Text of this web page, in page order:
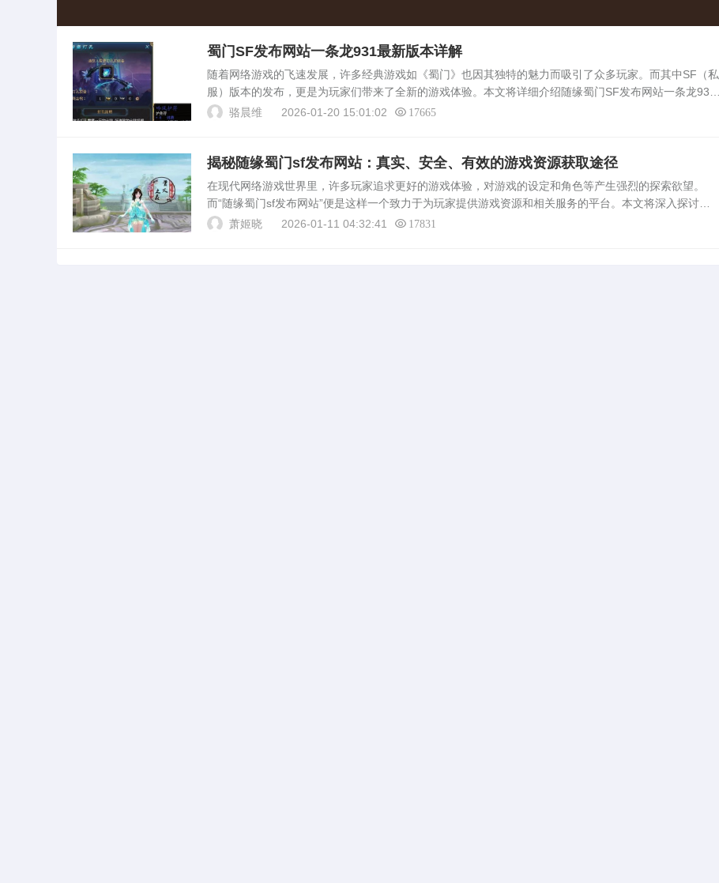
蜀门SF发布网站一条龙931最新版本详解
随着网络游戏的飞速发展，许多经典游戏如《蜀门》也因其独特的魅力而吸引了众多玩家。而其中SF（私
服）版本的发布，更是为玩家们带来了全新的游戏体验。本文将详细介绍随缘蜀门SF发布网站一条龙931
最新版本的特点及功能。SF的魅力与特色私服版本的游戏以其自由度高、可玩性强、玩法多样等优点吸引
骆晨维 2026-01-20 15:01:02 17665
揭秘随缘蜀门sf发布网站：真实、安全、有效的游戏资源获取途径
在现代网络游戏世界里，许多玩家追求更好的游戏体验，对游戏的设定和角色等产生强烈的探索欲望。
而“随缘蜀门sf发布网站”便是这样一个致力于为玩家提供游戏资源和相关服务的平台。本文将深入探讨随
缘蜀门sf发布网站的运营模式、其提供的信息的可靠性和安全性以及该网站如何助力玩家获取有效的游戏
萧姬晓 2026-01-11 04:32:41 17831